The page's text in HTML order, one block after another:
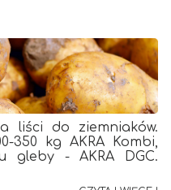
liści do ziemniaków.
350 kg AKRA Kombi,
gleby - AKRA DGC.